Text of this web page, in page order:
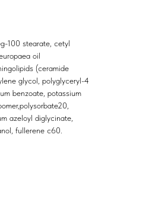
100 stearate, cetyl
oil
(ceramide
glycol, polyglyceryl-4
benzoate, potassium
azeloyl diglycinate,
fullerene c60.